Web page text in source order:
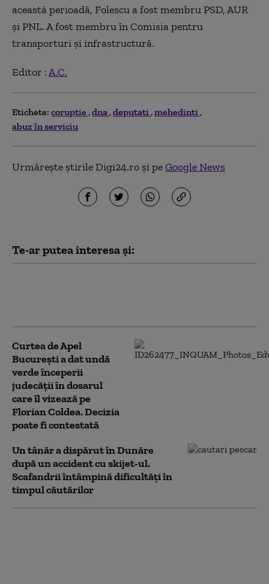
această perioadă, Folescu a fost membru PSD, AUR
şi PNL. A fost membru în Comisia pentru
transporturi şi infrastructură.
Editor :A.C.
Etichete: coruptie dna deputati mehedinti
abuz în serviciu
Urmărește știrile Digi24.ro și peGoogle News
Te-ar putea interesa și:
Curtea de Apel
București a dat undă
verde începerii
judecății în dosarul
care îl vizează pe
Florian Coldea. Decizia
poate fi contestată
Un tânăr a dispărut în Dunăre
după un accident cu skijet-ul.
Scafandrii întâmpină dificultăți în
timpul căutărilor